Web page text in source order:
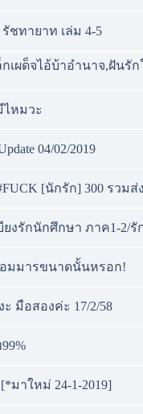
ชทายาท เล่ม 4-5
เผด็จไอ้บ้าอำนาจ,ฝันรัก
ไหมวะ
04/02/2019
[นักรัก] 300 รวมส่
งรักนักศึกษา ภาค1-2/รั
อมมารขนาดนั้นหรอก!
มือสองค่ะ 17/2/58
มาใหม่ 24-1-2019]